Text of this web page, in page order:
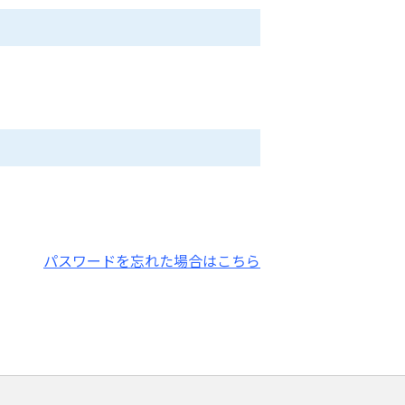
パスワードを忘れた場合はこちら